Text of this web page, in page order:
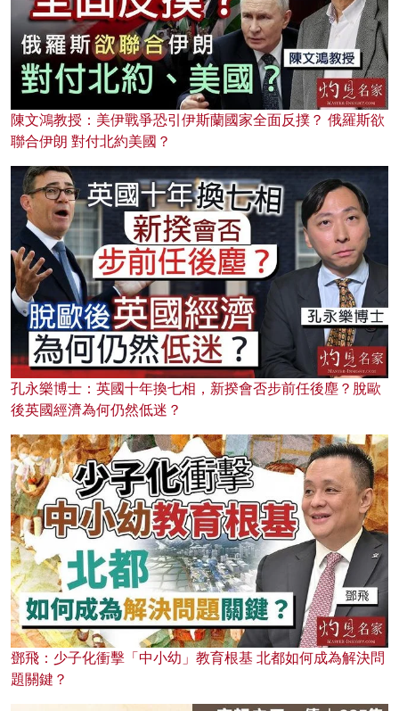
陳文鴻教授：美伊戰爭恐引伊斯蘭國家全面反撲？ 俄羅斯欲
聯合伊朗 對付北約美國？
孔永樂博士：英國十年換七相，新揆會否步前任後塵？脫歐
後英國經濟為何仍然低迷？
鄧飛：少子化衝擊「中小幼」教育根基 北都如何成為解決問
題關鍵？